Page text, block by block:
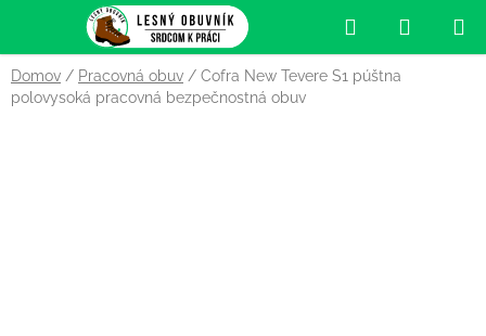
obsah
Hľadať
KOŠÍK
Domov / Pracovná obuv / Cofra New Tevere S1 púštna
polovysoká pracovná bezpečnostná obuv